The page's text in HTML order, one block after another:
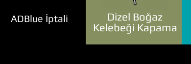
ADBlue İptali
Dizel Boğaz
Kelebeği Kapama